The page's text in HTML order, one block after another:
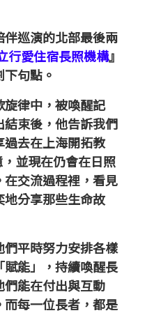
伴巡演的北部最後兩
行愛住宿長照機構』
句點。
旋律中，被喚醒記
結束後，他告訴我們
過去在上海開拓教
並現在仍會在日照
在交流過程裡，看見
地分享那些生命故
們平時努力安排各樣
賦能」，持續喚醒長
們能在付出與互動
而每一位長者，都是